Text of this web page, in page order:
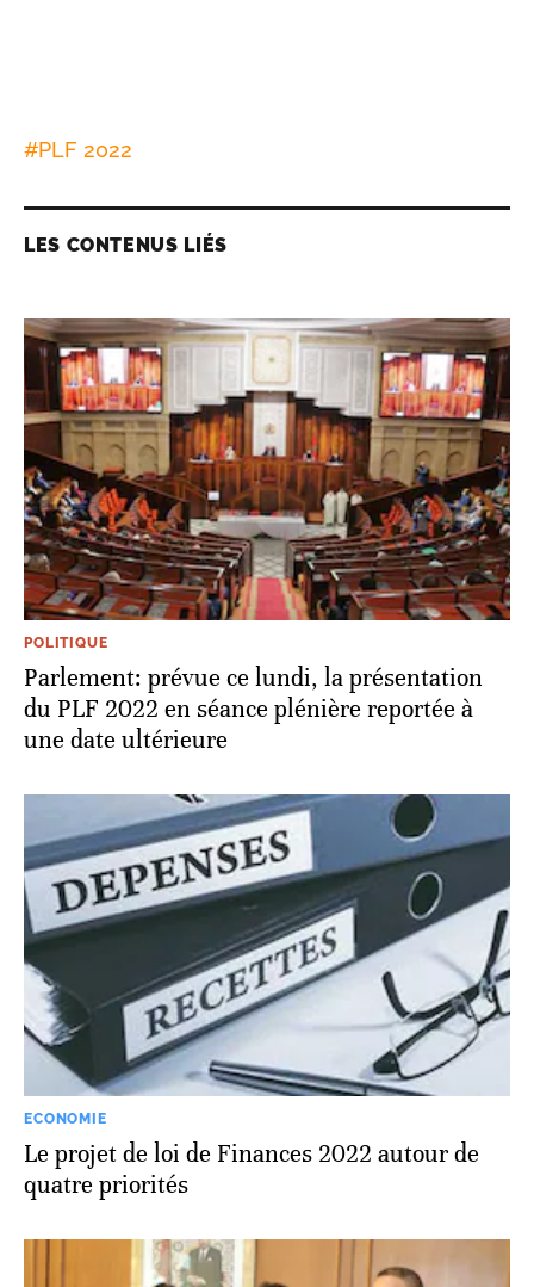
#PLF 2022
LES CONTENUS LIÉS
POLITIQUE
Parlement: prévue ce lundi, la présentation
du PLF 2022 en séance plénière reportée à
une date ultérieure
ECONOMIE
Le projet de loi de Finances 2022 autour de
quatre priorités